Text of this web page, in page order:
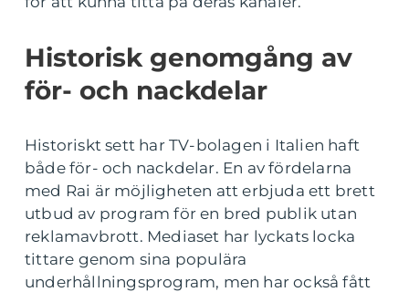
Historisk genomgång av
för- och nackdelar
Historiskt sett har TV-bolagen i Italien haft
både för- och nackdelar. En av fördelarna
med Rai är möjligheten att erbjuda ett brett
utbud av program för en bred publik utan
reklamavbrott. Mediaset har lyckats locka
tittare genom sina populära
underhållningsprogram, men har också fått